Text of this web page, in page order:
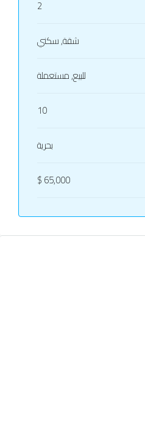
2
شقة, سكني
للبيع, مستعملة
10
بحرية
65,000 $